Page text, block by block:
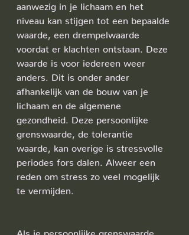
aanwezig in je lichaam en het
niveau kan stijgen tot een bepaalde
waarde, een drempelwaarde
voordat er klachten ontstaan. Deze
waarde is voor iedereen weer
anders. Dit is onder ander
afhankelijk van de bouw van je
lichaam en de algemene
gezondheid. Deze persoonlijke
grenswaarde, de tolerantie
waarde, kan overige is stressvolle
periodes fors dalen. Alweer een
reden om stress zo veel mogelijk
te vermijden.
Als je persoonlijke grenswaarde